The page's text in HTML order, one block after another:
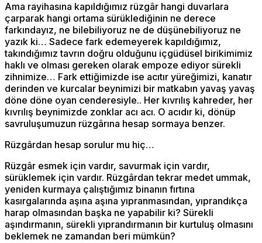
Ama rayihasına kapıldığımız rüzgâr hangi duvarlara
çarparak hangi ortama sürüklediğinin ne derece
farkındayız, ne bilebiliyoruz ne de düşünebiliyoruz ne
yazık ki… Sadece fark edemeyerek kapıldığımız,
takındığımız tavrın doğru olduğunu içgüdüsel birikimimiz
haklı ve olması gereken olarak empoze ediyor sürekli
zihnimize… Fark ettiğimizde ise acıtır yüreğimizi, kanatır
derinden ve kurcalar beynimizi bir matkabın yavaş yavaş
döne döne oyan cenderesiyle.. Her kıvrılış kahreder, her
kıvrılış beynimizde zonklar acı acı. O acıdır ki, dönüp
savruluşumuzun rüzgârına hesap sormaya benzer.
Rüzgârdan hesap sorulur mu hiç…
Rüzgâr esmek için vardır, savurmak için vardır,
sürüklemek için vardır. Rüzgârdan tekrar medet ummak,
yeniden kurmaya çalıştığımız binanın fırtına
kasırgalarında aşına aşına yıpranmasından, yıprandıkça
harap olmasından başka ne yapabilir ki? Sürekli
aşındırmanın, sürekli yıprandırmanın bir kurtuluş olmasını
beklemek ne zamandan beri mümkün?